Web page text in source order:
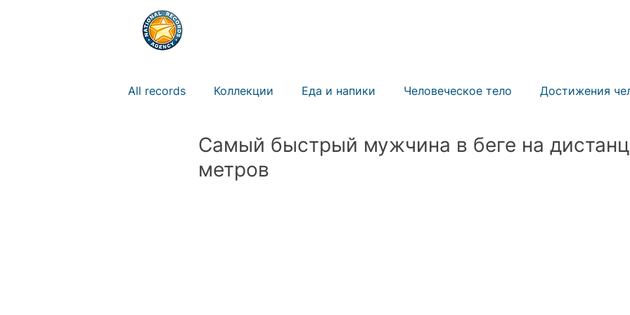
All records Коллекции Еда и напики Человеческое тело Достижения
Природа Животные Спорт Мероприятия Знаменитости
Самый быстрый мужчина в беге на
метров